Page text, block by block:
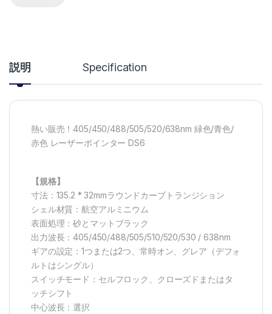
説明 Specification
熱い販売！405/450/488/505/520/638nm 緑色/青色/
赤色 レーザーポインター DS6
【規格】
寸法：135.2 * 32mmラウンドカーブトランジション
シェル材質：航空アルミニウム
表面処理：砂とマットブラック
出力波長：405/450/488/505/510/520/530 / 638nm
ギアの設定：1つまたは2つ、常時オン、グレア（デフォ
ルトはシングル）
スイッチモード：セルフロック、クローズドまたはタ
ッチシフト
中心波長：選択